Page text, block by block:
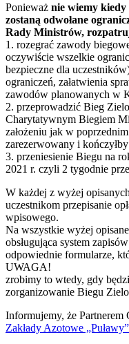
Ponieważ nie wiemy
zostaną odwołane
Rady Ministrów,
1. rozegrać zawody
oczywiście wszelkie
bezpieczne dla
ograniczeń, załatwienia
zawodów planowanych w
2. przeprowadzić Bieg
Charytatywnym Biegiem
założeniu jak w
zarezerwowany i
3. przeniesienie Biegu na
2021 r. czyli 2 tygodnie
W każdej z wyżej
uczestnikom przepisanie
wpisowego.
Na wszystkie wyżej
obsługująca system
odpowiednie formularze,
UWAGA!
zrobimy to wtedy, gdy
zorganizowanie Biegu
Informujemy, że Partnerem
Zakłady Azotowe